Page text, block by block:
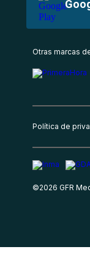
Otras marcas
Política de
©2026 GFR